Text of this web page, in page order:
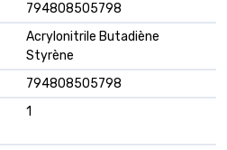
794808505798
Acrylonitrile Butadiène
Styrène
794808505798
1